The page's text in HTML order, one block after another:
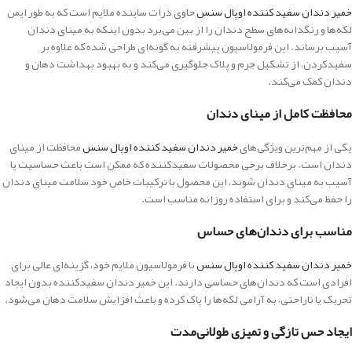
خمیر دندان سفید کننده اوپال سنسحاوی ذرات ساینده ملایم است که به طور ایمن
لکه‌ها و رنگدانه‌های سطح دندان را از بین می‌برد بدون اینکه به مینای دندان
آسیب برساند. این فرمولاسیون پیشرفته به گونه‌ای طراحی شده که علاوه بر
سفیدکردن، از تشکیل جرم و پلاک جلوگیری می‌کند و به بهبود بهداشت دهان و
دندان کمک می‌کند.
محافظت کامل از مینای دندان
یکی از مهم‌ترین ویژگی‌هایخمیر دندان سفید کننده اوپال سنسمحافظت از مینای
دندان است. برخلاف برخی محصولات سفیدکننده که ممکن است باعث حساسیت یا
آسیب به مینای دندان شوند، این محصول با ترکیبات خاص خود سلامت مینای دندان
را حفظ می‌کند و برای استفاده روزانه مناسب است.
مناسب برای دندان‌های حساس
خمیر دندان سفید کننده اوپال سنسبا فرمولاسیون ملایم خود، گزینه‌ای عالی برای
افرادی است که دندان‌های حساسی دارند. این خمیر دندان سفیدکننده بدون ایجاد
تحریک یا ناراحتی، به آرامی لکه‌ها را پاک کرده و باعث افزایش سلامت دهان می‌شود.
ایجاد حس تازگی و تمیزی طولانی‌مدت